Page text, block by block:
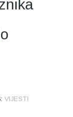
VIJESTI